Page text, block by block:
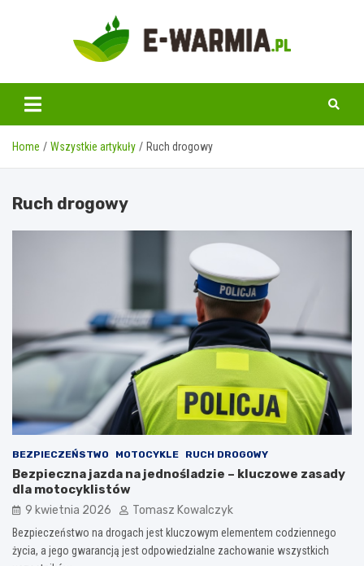
www.e-warmia.pl
Home Wszystkie artykuły Ruch drogowy
Ruch drogowy
BEZPIECZEŃSTWO MOTOCYKLE RUCH DROGOWY
Bezpieczna jazda na jednośladzie – kluczowe zasady
dla motocyklistów
9 kwietnia 2026 Tomasz Kowalczyk
Bezpieczeństwo na drogach jest kluczowym elementem codziennego
życia, a jego gwarancją jest odpowiedzialne zachowanie wszystkich